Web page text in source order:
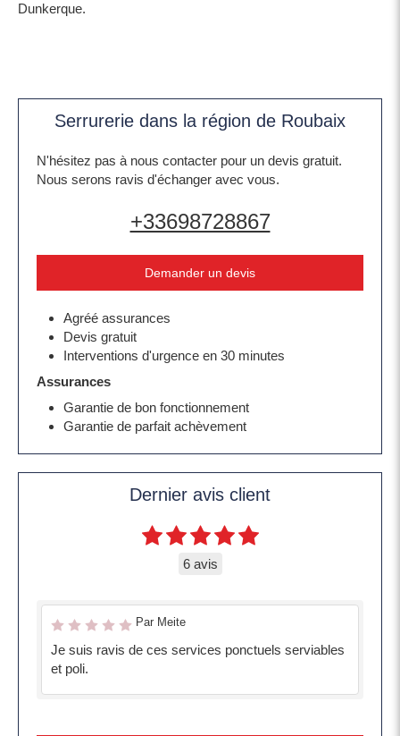
Dunkerque.
Serrurerie dans la région de Roubaix
N'hésitez pas à nous contacter pour un devis gratuit.
Nous serons ravis d'échanger avec vous.
+33698728867
Demander un devis
Agréé assurances
Devis gratuit
Interventions d'urgence en 30 minutes
Assurances
Garantie de bon fonctionnement
Garantie de parfait achèvement
Dernier avis client
6 avis
Par Meite
Je suis ravis de ces services ponctuels serviables
et poli.